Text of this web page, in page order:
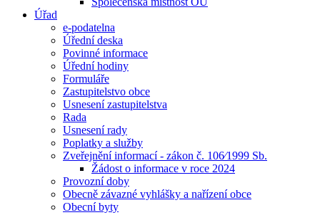
Úřad
e-podatelna
Úřední deska
Povinné informace
Úřední hodiny
Formuláře
Zastupitelstvo obce
Usnesení zastupitelstva
Rada
Usnesení rady
Poplatky a služby
Zveřejnění informací - zákon č. 106⁄1999 Sb.
Žádost o informace v roce 2024
Provozní doby
Obecně závazné vyhlášky a nařízení obce
Obecní byty